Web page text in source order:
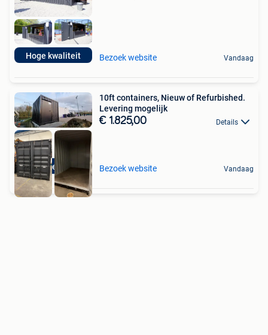
Hoge kwaliteit Bezoek website Vandaag
Top Service
10ft containers, Nieuw of Refurbished.
Levering mogelijk
€ 1.825,00 Details
Bezoek website Vandaag